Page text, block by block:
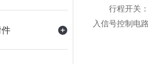
行程开关：
入信号控制电